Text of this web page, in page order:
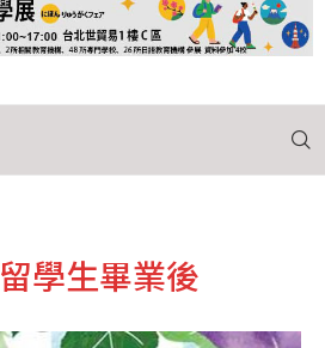
留學生畢業後